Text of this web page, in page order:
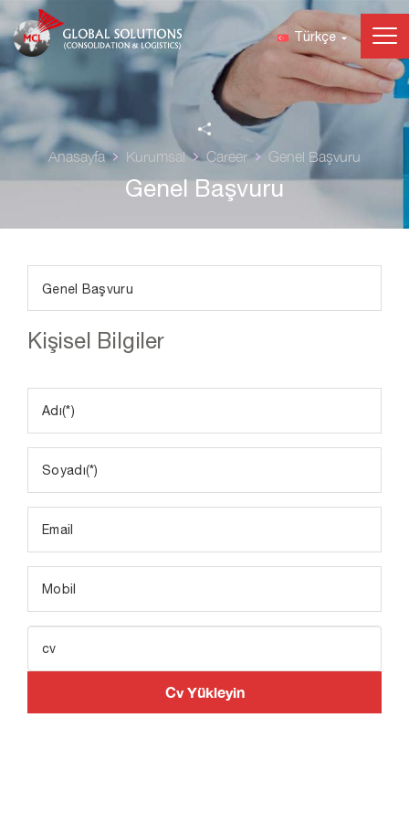
Türkçe
Anasayfa Kurumsal Career Genel Başvuru
Genel Başvuru
Kişisel Bilgiler
Cv Yükleyin